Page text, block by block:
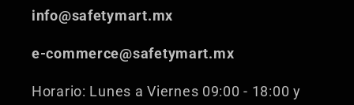
info@safetymart.mx
e-commerce@safetymart.mx
Horario: Lunes a Viernes 09:00 - 18:00 y